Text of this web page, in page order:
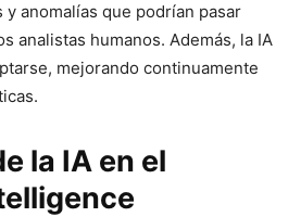
anomalías que podrían pasar
analistas humanos. Además, la IA
mejorando continuamente
la IA en el